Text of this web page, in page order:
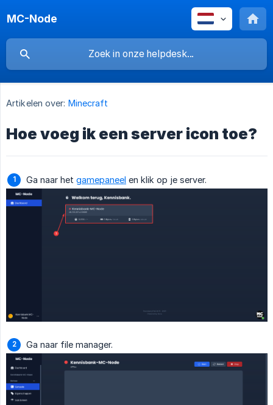
MC-Node
Artikelen over: Minecraft
Hoe voeg ik een server icon toe?
Ga naar het gamepaneel en klik op je server.
Ga naar file manager.